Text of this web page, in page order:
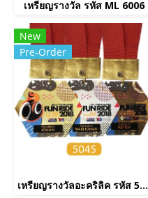
เหรียญรางวัล รหัส ML 6006
New
Pre-Order
เหรียญรางวัลอะคริลิค รหัส 5045